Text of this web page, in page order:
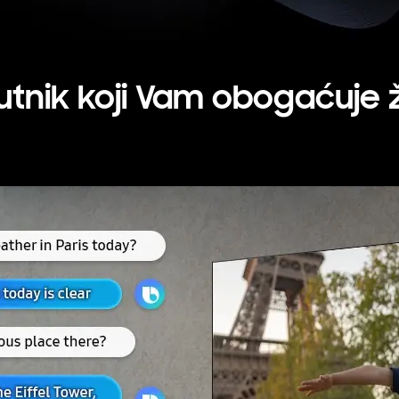
koji Vam obogaćuje